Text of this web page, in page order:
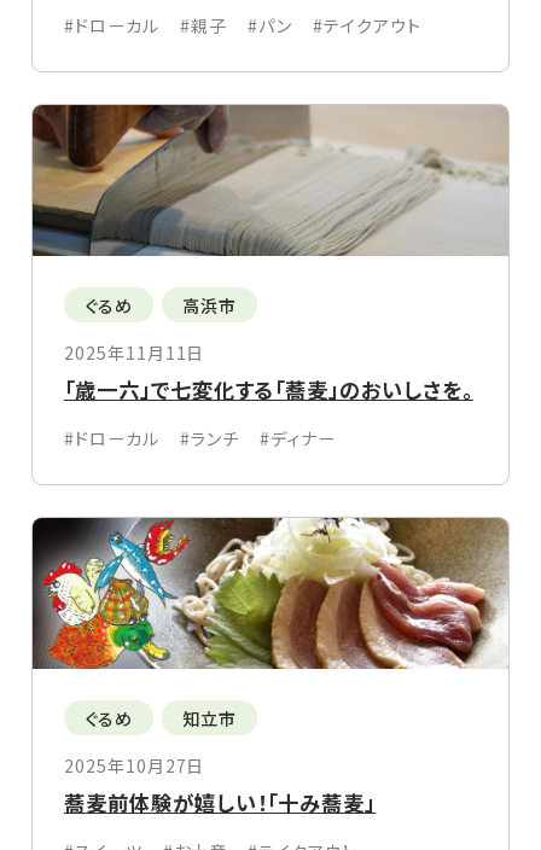
#ドローカル #親子 #パン #テイクアウト
ぐるめ
高浜市
2025年11月11日
「歳一六」で七変化する「蕎麦」のおいしさを。
#ドローカル #ランチ #ディナー
ぐるめ
知立市
2025年10月27日
蕎麦前体験が嬉しい！「十み蕎麦」